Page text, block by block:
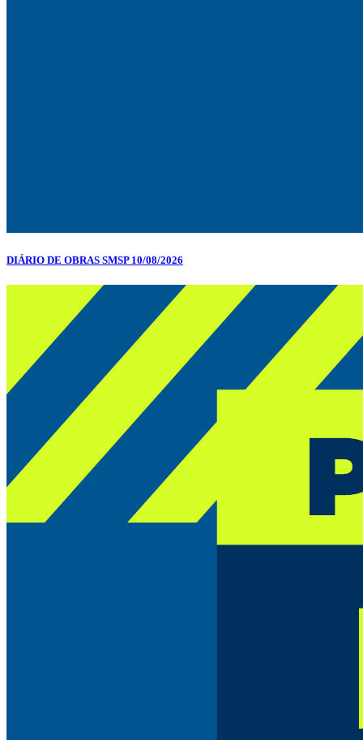
DIÁRIO DE OBRAS SMSP 10/08/2026